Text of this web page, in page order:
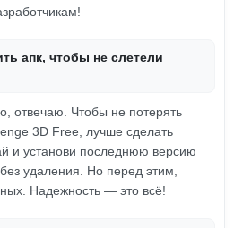
апк, чтобы не слетели
отвечаю. Чтобы не потерять
3D Free, лучше сделать
и установи последнюю версию
удаления. Но перед этим,
Надежность — это всё!